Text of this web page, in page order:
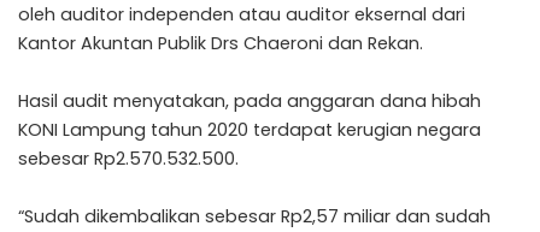
oleh auditor independen atau auditor eksernal dari
Kantor Akuntan Publik Drs Chaeroni dan Rekan.
Hasil audit menyatakan, pada anggaran dana hibah
KONI Lampung tahun 2020 terdapat kerugian negara
sebesar Rp2.570.532.500.
“Sudah dikembalikan sebesar Rp2,57 miliar dan sudah